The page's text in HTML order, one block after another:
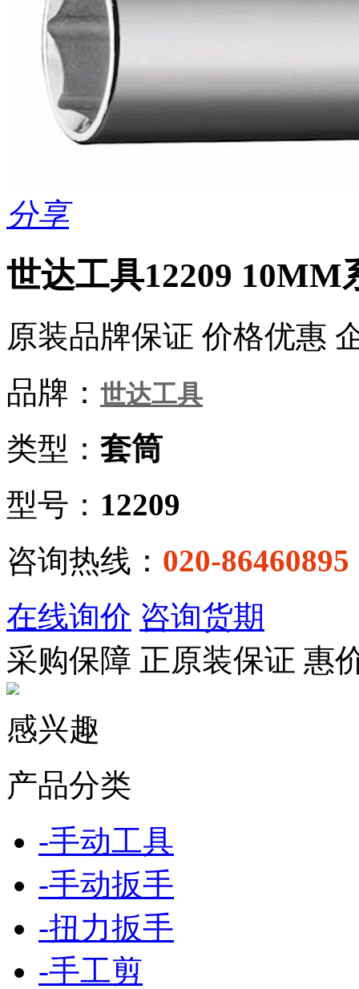
分享
世达工具12209
原装品牌保证 价格优惠
品牌： 世达工具
类型： 套筒
型号： 12209
咨询热线： 020-86460895
在线询价 咨询货期
采购保障 正原装保证 惠
感兴趣
产品分类
-手动工具
-手动扳手
-扭力扳手
-手工剪